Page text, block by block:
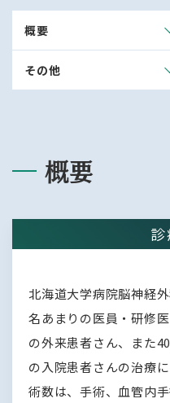
概要
その他
概要
北海道大学病院脳神経
名あまりの医員・研修
の外来患者さん、また
の入院患者さんの治療
術数は、手術、血管内